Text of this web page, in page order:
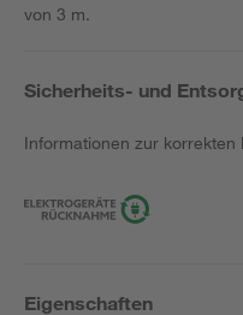
von 3 m.
Sicherheits- und
Informationen zur korrekten
Eigenschaften